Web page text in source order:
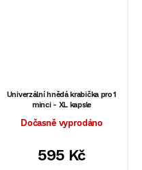
Univerzální hnědá krabička pro 1
minci - XL kapsle
Dočasně vyprodáno
595 Kč